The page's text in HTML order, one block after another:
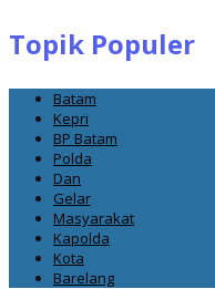
Topik Populer
Batam
Kepri
BP Batam
Polda
Dan
Gelar
Masyarakat
Kapolda
Kota
Barelang